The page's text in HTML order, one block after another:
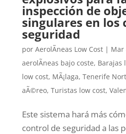
inspección de
singulares en los
seguridad
por AerolÃ­neas Low Cost| Mar
aerolÃ­neas bajo coste, Barajas
low cost, MÃ¡laga, Tenerife
aÃ©reo, Turistas low cost,
Este sistema hará más
control de seguridad a las